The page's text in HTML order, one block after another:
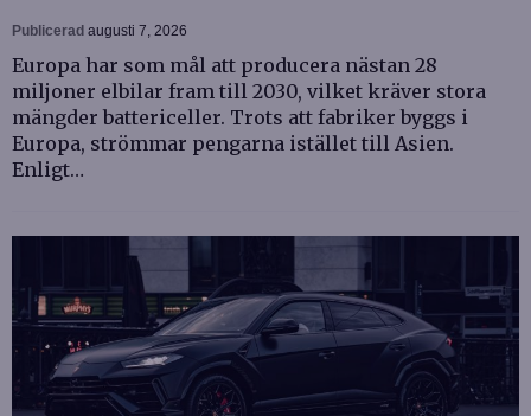
Publicerad augusti 7, 2026
Europa har som mål att producera nästan 28
miljoner elbilar fram till 2030, vilket kräver stora
mängder battericeller. Trots att fabriker byggs i
Europa, strömmar pengarna istället till Asien.
Enligt…